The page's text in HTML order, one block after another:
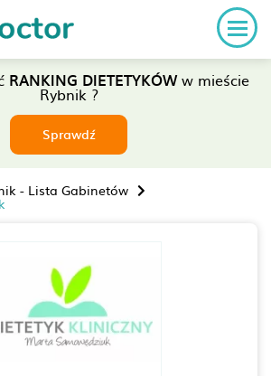
RANKING DIETETYKÓWw mieście
Rybnik ?
Sprawdź
- Lista Gabinetów